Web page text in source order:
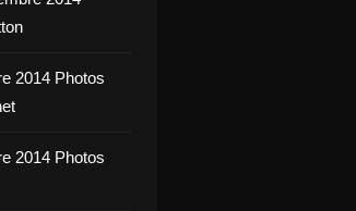
2014 Photos
2014 Photos